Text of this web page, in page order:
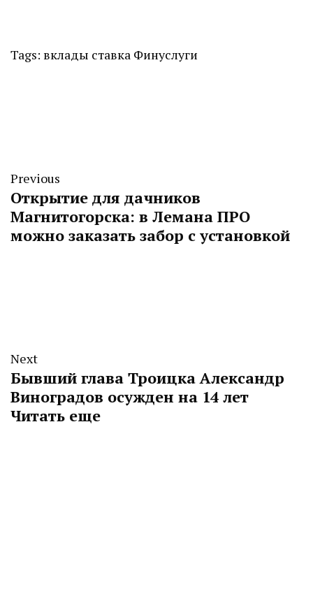
Tags: вклады ставка Финуслуги
Previous
Открытие для дачников
Магнитогорска: в Лемана ПРО
можно заказать забор с установкой
Next
Бывший глава Троицка Александр
Виноградов осужден на 14 лет
Читать еще